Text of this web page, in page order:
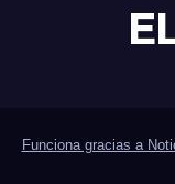
Funciona gracias a